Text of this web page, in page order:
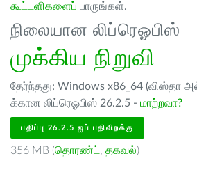
கூட்டளிகளைப் பாருங்கள்.
நிலையான லிப்ரெஓபிஸ்
முக்கிய நிறுவி
தேர்ந்தது: Windows x86_64 (விஸ்தா
க்கான லிப்ரெஓபிஸ் 26.2.5 - மாற்றவா?
பதிப்பு 26.2.5 ஐப் பதிவிறக்கு
356 MB (தொரண்ட் , தகவல்)